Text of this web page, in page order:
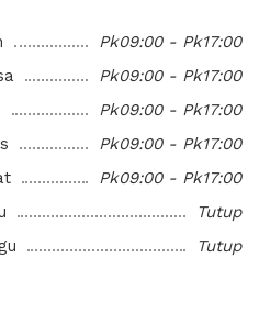
Call
Diskusi
Receptionist
Meeting Place with Client
(Bimbingan Belajar)
Pk09:00 - Pk17:00
Pk09:00 - Pk17:00
Pk09:00 - Pk17:00
Pk09:00 - Pk17:00
Pk09:00 - Pk17:00
Tutup
Tutup